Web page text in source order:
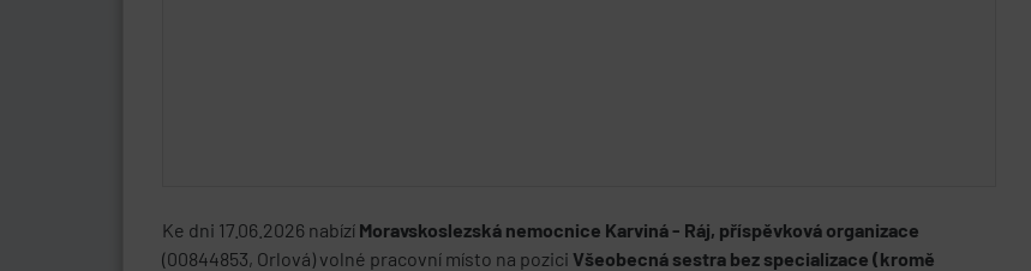
Ke dni 17.06.2026 nabízí Moravskoslezská nemocnice Karviná - Ráj, příspěvková organizace
(00844853, Orlová) volné pracovní místo na pozici Všeobecná sestra bez specializace (kromě